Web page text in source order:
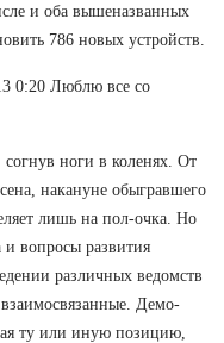
и оба вышеназванных
786 новых устройств.
0:20 Люблю все со
ноги в коленях. От
накануне обыгравшего
лишь на пол-очка. Но
и вопросы развития
различных ведомств
Демо-
ту или иную позицию,